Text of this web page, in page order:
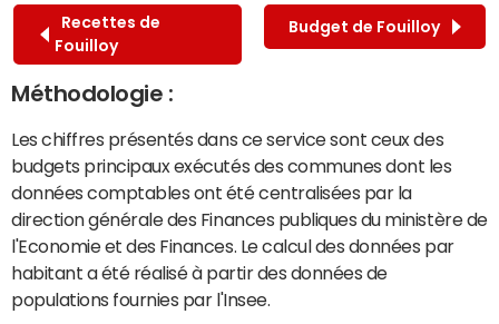
Recettes de
Fouilloy
Budget de Fouilloy
Méthodologie :
Les chiffres présentés dans ce service sont ceux des
budgets principaux exécutés des communes dont les
données comptables ont été centralisées par la
direction générale des Finances publiques du ministère de
l'Economie et des Finances. Le calcul des données par
habitant a été réalisé à partir des données de
populations fournies par l'Insee.